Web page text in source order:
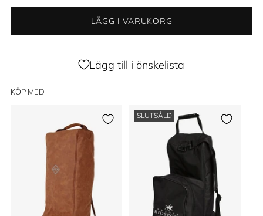
LÄGG I VARUKORG
Lägg till i önskelista
KÖP MED
SLUTSÅLD